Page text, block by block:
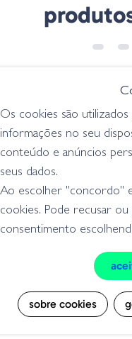
€ 28.75
Asura89 EX-DR SF -
G01 Ghost Minnow
condições de
Grilo Pesca - Loja de Pesca
Os cookies são
informações no seu
conteúdo e anúncios
seus dados.
Ao escolher "concordo"
cookies. Pode recusar
consentimento
sobre cookies